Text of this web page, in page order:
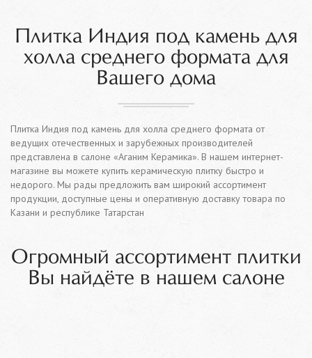
Плитка Индия под камень для
холла среднего формата для
Вашего дома
Плитка Индия под камень для холла среднего формата от
ведущих отечественных и зарубежных производителей
представлена в салоне «Аганим Керамика». В нашем интернет-
магазине вы можете купить керамическую плитку быстро и
недорого. Мы рады предложить вам широкий ассортимент
продукции, доступные цены и оперативную доставку товара по
Казани и республике Татарстан
Огромный ассортимент плитки
Вы найдёте в нашем салоне